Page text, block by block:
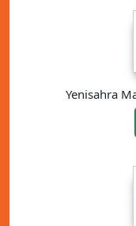
Yenisahra